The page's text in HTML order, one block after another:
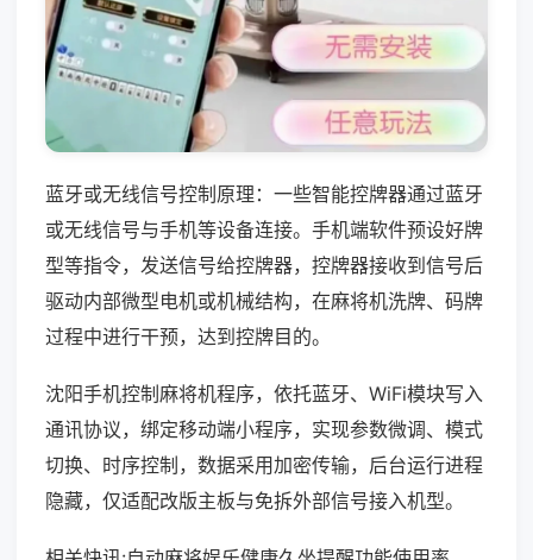
蓝牙或无线信号控制原理：一些智能控牌器通过蓝牙
或无线信号与手机等设备连接。手机端软件预设好牌
型等指令，发送信号给控牌器，控牌器接收到信号后
驱动内部微型电机或机械结构，在麻将机洗牌、码牌
过程中进行干预，达到控牌目的。
沈阳手机控制麻将机程序，依托蓝牙、WiFi模块写入
通讯协议，绑定移动端小程序，实现参数微调、模式
切换、时序控制，数据采用加密传输，后台运行进程
隐藏，仅适配改版主板与免拆外部信号接入机型。